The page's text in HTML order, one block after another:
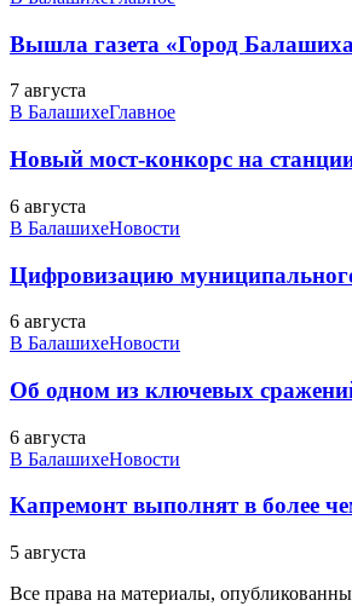
Вышла газета «Город
7 августа
В БалашихеГлавное
Новый мост-конкорс на
6 августа
В БалашихеНовости
Цифровизацию
6 августа
В БалашихеНовости
Об одном из ключевых
6 августа
В БалашихеНовости
Капремонт выполнят в более
5 августа
Все права на материалы,